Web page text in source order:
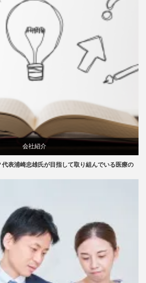
会社紹介
特集記事
表浦崎忠雄氏が目指して取り組んでいる医療の